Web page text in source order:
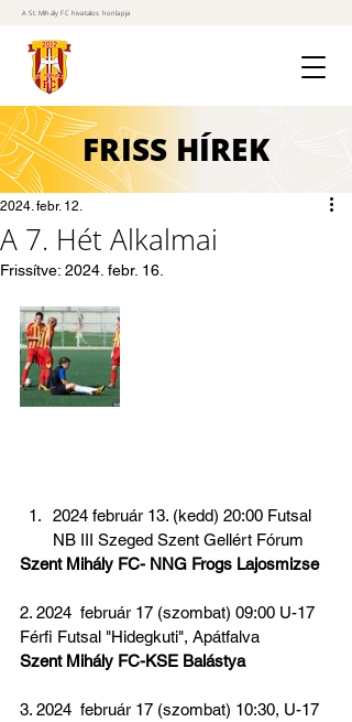
A St. Mihály FC hivatalos honlapja
FRISS HÍREK
A 7. Hét Alkalmai
2024. febr. 12.
Frissítve: 2024. febr. 16.
2024 február 13. (kedd) 20:00 Futsal
NB III Szeged Szent Gellért Fórum
Szent Mihály FC- NNG Frogs Lajosmizse
2. 2024  február 17 (szombat) 09:00 U-17
Férfi Futsal "Hidegkuti", Apátfalva
Szent Mihály FC-KSE Balástya
3. 2024  február 17 (szombat) 10:30, U-17